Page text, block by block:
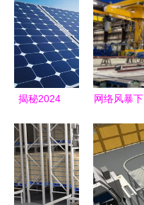
解决方案
华智软件如
何支撑面包
西饼连锁门
店高效运营
件的架构设
计与实践
揭秘2024
核心驱动与
光伏EVA未
来几年的机
网络风暴下
美国造船厂
遭受勒索软
件攻击导致